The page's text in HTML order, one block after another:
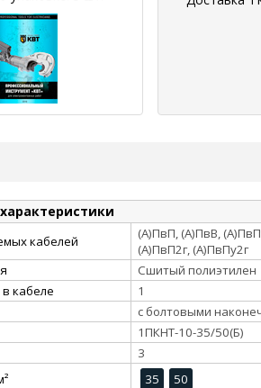
кабелей
(А)ПвП, (А)ПвВ,
(А)ПвП2г, (А)ПвПу2г
Сшитый полиэтилен
кабеле
1
с болтовыми
1ПКНТ-10-35/50(Б)
3
35
50